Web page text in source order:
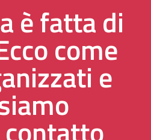
è fatta di
come
e